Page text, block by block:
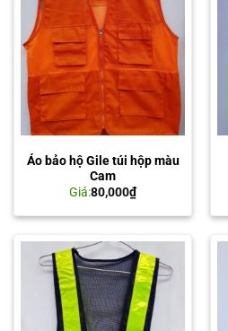
Áo bảo hộ Gile túi hộp màu
Cam
Giá:80,000₫